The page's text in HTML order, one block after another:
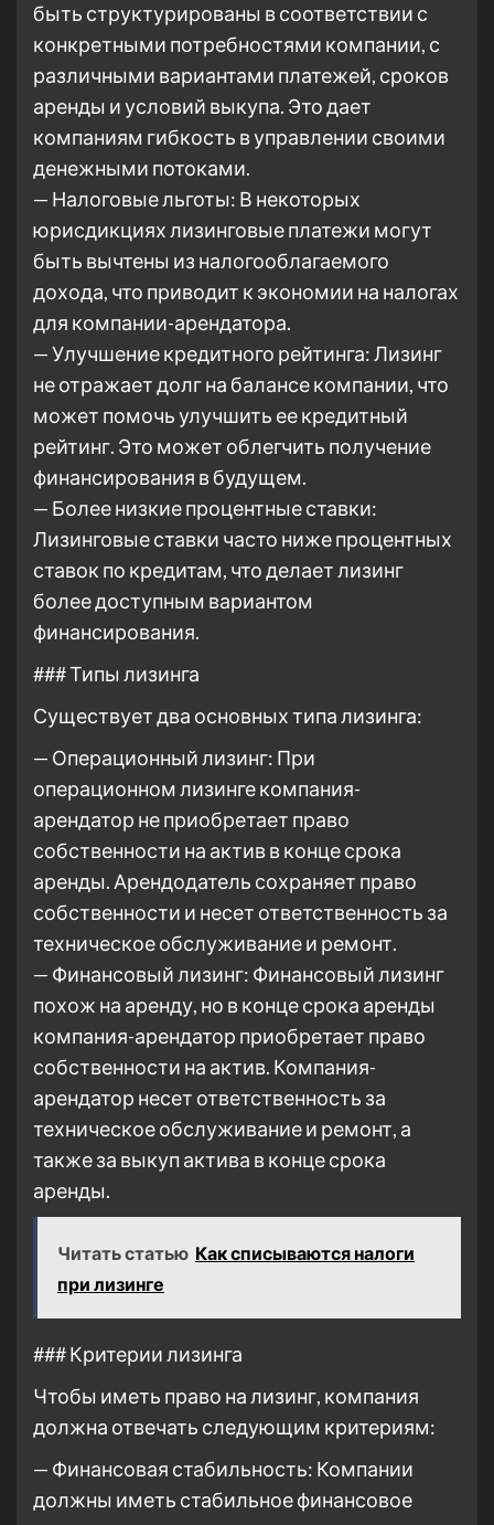
быть структурированы в соответствии с
конкретными потребностями компании, с
различными вариантами платежей, сроков
аренды и условий выкупа. Это дает
компаниям гибкость в управлении своими
денежными потоками.
— Налоговые льготы: В некоторых
юрисдикциях лизинговые платежи могут
быть вычтены из налогооблагаемого
дохода, что приводит к экономии на налогах
для компании-арендатора.
— Улучшение кредитного рейтинга: Лизинг
не отражает долг на балансе компании, что
может помочь улучшить ее кредитный
рейтинг. Это может облегчить получение
финансирования в будущем.
— Более низкие процентные ставки:
Лизинговые ставки часто ниже процентных
ставок по кредитам, что делает лизинг
более доступным вариантом
финансирования.
### Типы лизинга
Существует два основных типа лизинга:
— Операционный лизинг: При
операционном лизинге компания-
арендатор не приобретает право
собственности на актив в конце срока
аренды. Арендодатель сохраняет право
собственности и несет ответственность за
техническое обслуживание и ремонт.
— Финансовый лизинг: Финансовый лизинг
похож на аренду, но в конце срока аренды
компания-арендатор приобретает право
собственности на актив. Компания-
арендатор несет ответственность за
техническое обслуживание и ремонт, а
также за выкуп актива в конце срока
аренды.
Читать статью Как списываются налоги
при лизинге
### Критерии лизинга
Чтобы иметь право на лизинг, компания
должна отвечать следующим критериям:
— Финансовая стабильность: Компании
должны иметь стабильное финансовое